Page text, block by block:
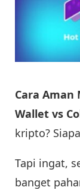
Cara Aman
Wallet vs
kripto?
Tapi ingat,
banget